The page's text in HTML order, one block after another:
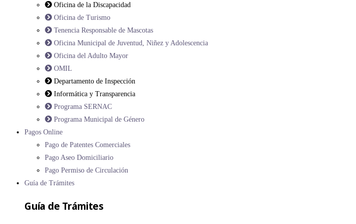
Oficina de la Discapacidad
Oficina de Turismo
Tenencia Responsable de Mascotas
Oficina Municipal de Juventud, Niñez y Adolescencia
Oficina del Adulto Mayor
OMIL
Departamento de Inspección
Informática y Transparencia
Programa SERNAC
Programa Municipal de Género
Pagos Online
Pago de Patentes Comerciales
Pago Aseo Domiciliario
Pago Permiso de Circulación
Guía de Trámites
Guía de Trámites